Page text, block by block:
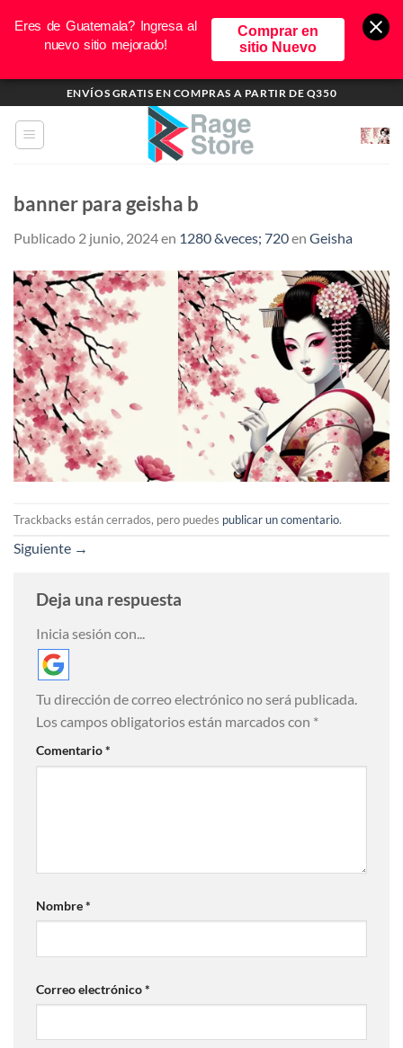
al
contenido
ENVÍOS GRATIS EN COMPRAS A PARTIR DE Q350
banner para geisha b
Publicado 2 junio, 2024en 1280 &veces; 720en Geisha
Trackbacks están cerrados, pero puedes publicar un comentario.
Siguiente →
Deja una respuesta
Inicia sesión con...
Tu dirección de correo electrónico no será publicada.
Los campos obligatorios están marcados con *
Comentario*
Nombre*
Correo electrónico*
Eres de Guatemala? Ingresa al
nuevo sitio mejorado!
Comprar en
sitio Nuevo